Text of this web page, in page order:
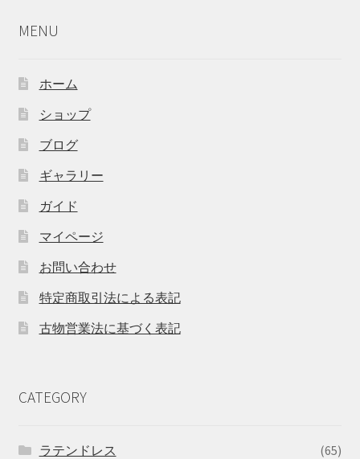
MENU
ホーム
ショップ
ブログ
ギャラリー
ガイド
マイページ
お問い合わせ
特定商取引法による表記
古物営業法に基づく表記
CATEGORY
ラテンドレス
(65)